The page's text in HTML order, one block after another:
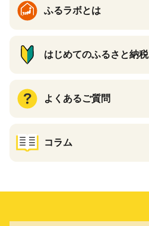
ふるラボとは
はじめてのふるさと納税
よくあるご質問
コラム